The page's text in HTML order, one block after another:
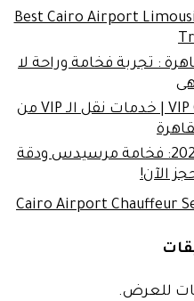
Best Cairo Airport
: تجربة فخامة وراحة لا
VIP Conference Transportation | خدمات نقل الـ VIP من
احجز ليموزين مطار القاهرة 2026: فخامة مرسيدس ودقة
الآن!
Cairo Airport Chauffeur
للعرض.